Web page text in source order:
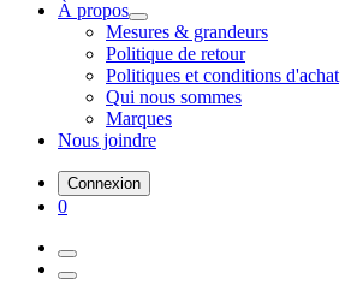
À propos
Mesures & grandeurs
Politique de retour
Politiques et conditions d'achat
Qui nous sommes
Marques
Nous joindre
Connexion
0